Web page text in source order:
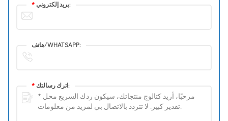
* بريد إلكتروني:
هاتف/WHATSAPP:
* اترك رسالتك: